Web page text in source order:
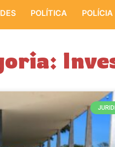
POLÍTICA POLÍCIA